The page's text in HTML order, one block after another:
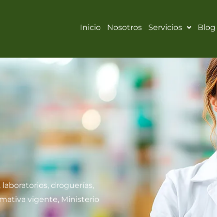
Inicio Nosotros Servicios Blog
droguerías,
vigente, Ministerio